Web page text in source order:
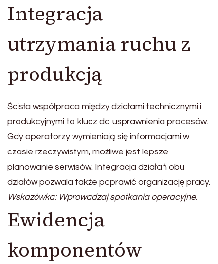
Integracja
utrzymania ruchu z
produkcją
Ścisła współpraca między działami technicznymi i
produkcyjnymi to klucz do usprawnienia procesów.
Gdy operatorzy wymieniają się informacjami w
czasie rzeczywistym, możliwe jest lepsze
planowanie serwisów. Integracja działań obu
działów pozwala także poprawić organizację pracy.
Wskazówka: Wprowadzaj spotkania operacyjne.
Ewidencja
komponentów